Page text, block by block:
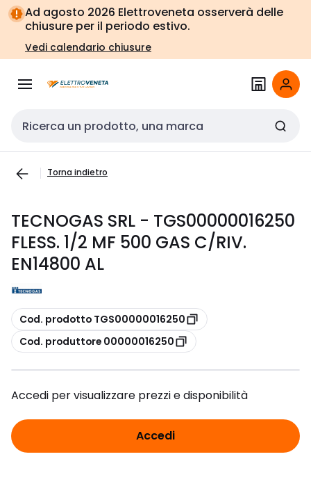
Vai alla
navigazione
Vai
alla
pagina
Ad agosto 2026 Elettroveneta osserverà delle
chiusure per il periodo estivo.
Vedi calendario chiusure
Cerca input
Torna indietro
TECNOGAS SRL - TGS00000016250
FLESS. 1/2 MF 500 GAS C/RIV.
EN14800 AL
copia
Cod. prodotto TGS00000016250
copia
Cod. produttore 00000016250
Accedi per visualizzare prezzi e disponibilità
Accedi